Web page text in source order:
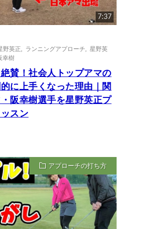
7:37
野英正 ランニングアプローチ
星野英
幸樹
賛！社会人トップアマの
に上手くなった理由｜関
阪幸樹選手を星野英正プ
スン
アプローチの打ち方